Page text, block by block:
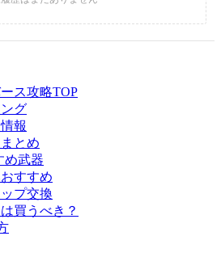
ス攻略TOP
グ
報
とめ
め武器
すすめ
プ交換
買うべき？